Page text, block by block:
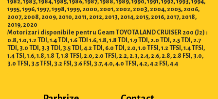
1995, 1996, 1997, 1998, 1999, 2000, 2001, 2002, 2003, 2004, 2005, 2006,
2007, 2008, 2009, 2010, 2011, 2012, 2013, 2014, 2015, 2016, 2017, 2018,
2019, 2020
Motorizari disponibile pentru Geam TOYOTA LAND CRUISER 200 (J2) :
0.8, 1.0, 1.2 TDI, 1.4 TDI, 1.6 TDI 1.6, 1.8, 1.8 TDI, 1.9 TDI, 2.0 TDI, 2.5 TDI, 2.7
TDI, 3.0 TDI, 3.3 TDI, 3.5 TDI, 4.2 TDI, 6.0 TDI, 2.0, 1.0 TFSI, 1.2 TFSI, 1.4 TFSI,
1.4 TSI, 1.6, 1.8, 1.8 T, 1.8 TFSI, 2.0, 2.0 TFSI, 2.2, 2.3, 2.4, 2.6, 2.8, 2.8 FSI, 3.0,
3.0 TFSI, 3.5 TFSI, 3.2 FSI, 3.6 FSI, 3.7, 4.0, 4.0 TFSI, 4.2, 4.2 FSI, 4.4
Parbrize Contact